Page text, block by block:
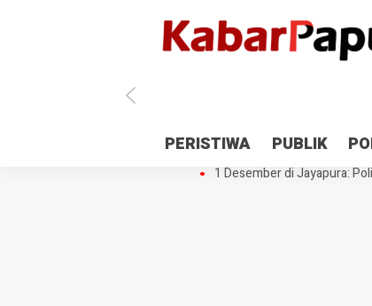
PERISTIWA PUBLIK
Antisipasi 1 Desember, TNI
Gedung Perpustakaan
1 Desember di Jayapura: